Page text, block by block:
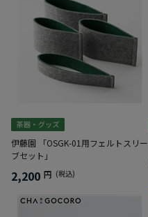
伊藤園 「OSGK-01用フェルトスリー
ブセット」
2,200 円 (税込)